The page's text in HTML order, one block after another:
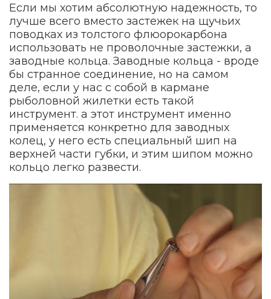
Если мы хотим абсолютную надежность, то
лучше всего вместо застежек на щучьих
поводках из толстого флюорокарбона
использовать не проволочные застежки, а
заводные кольца. Заводные кольца - вроде
бы странное соединение, но на самом
деле, если у нас с собой в кармане
рыболовной жилетки есть такой
инструмент. а этот инструмент именно
применяется конкретно для заводных
колец, у него есть специальный шип на
верхней части губки, и этим шипом можно
кольцо легко развести.